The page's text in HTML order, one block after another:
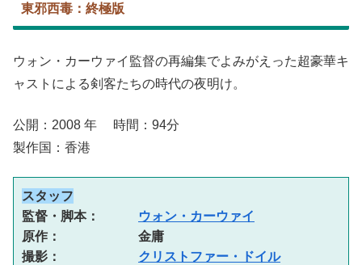
東邪西毒：終極版
ウォン・カーウァイ監督の再編集でよみがえった超豪華キ
ャストによる剣客たちの時代の夜明け。
公開：2008 年 時間：94分
製作国：香港
スタッフ
監督・脚本：
ウォン・カーウァイ
原作：　　　　　　金庸
撮影： クリストファー・ドイル